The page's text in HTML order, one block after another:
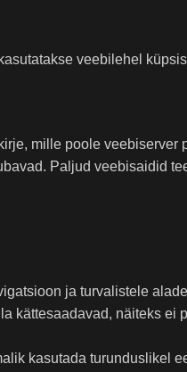
veebilehel
mille poole
Paljud veebisaidid
ja turvalistele
kättesaadavad, näiteks
kasutada turunduslikel